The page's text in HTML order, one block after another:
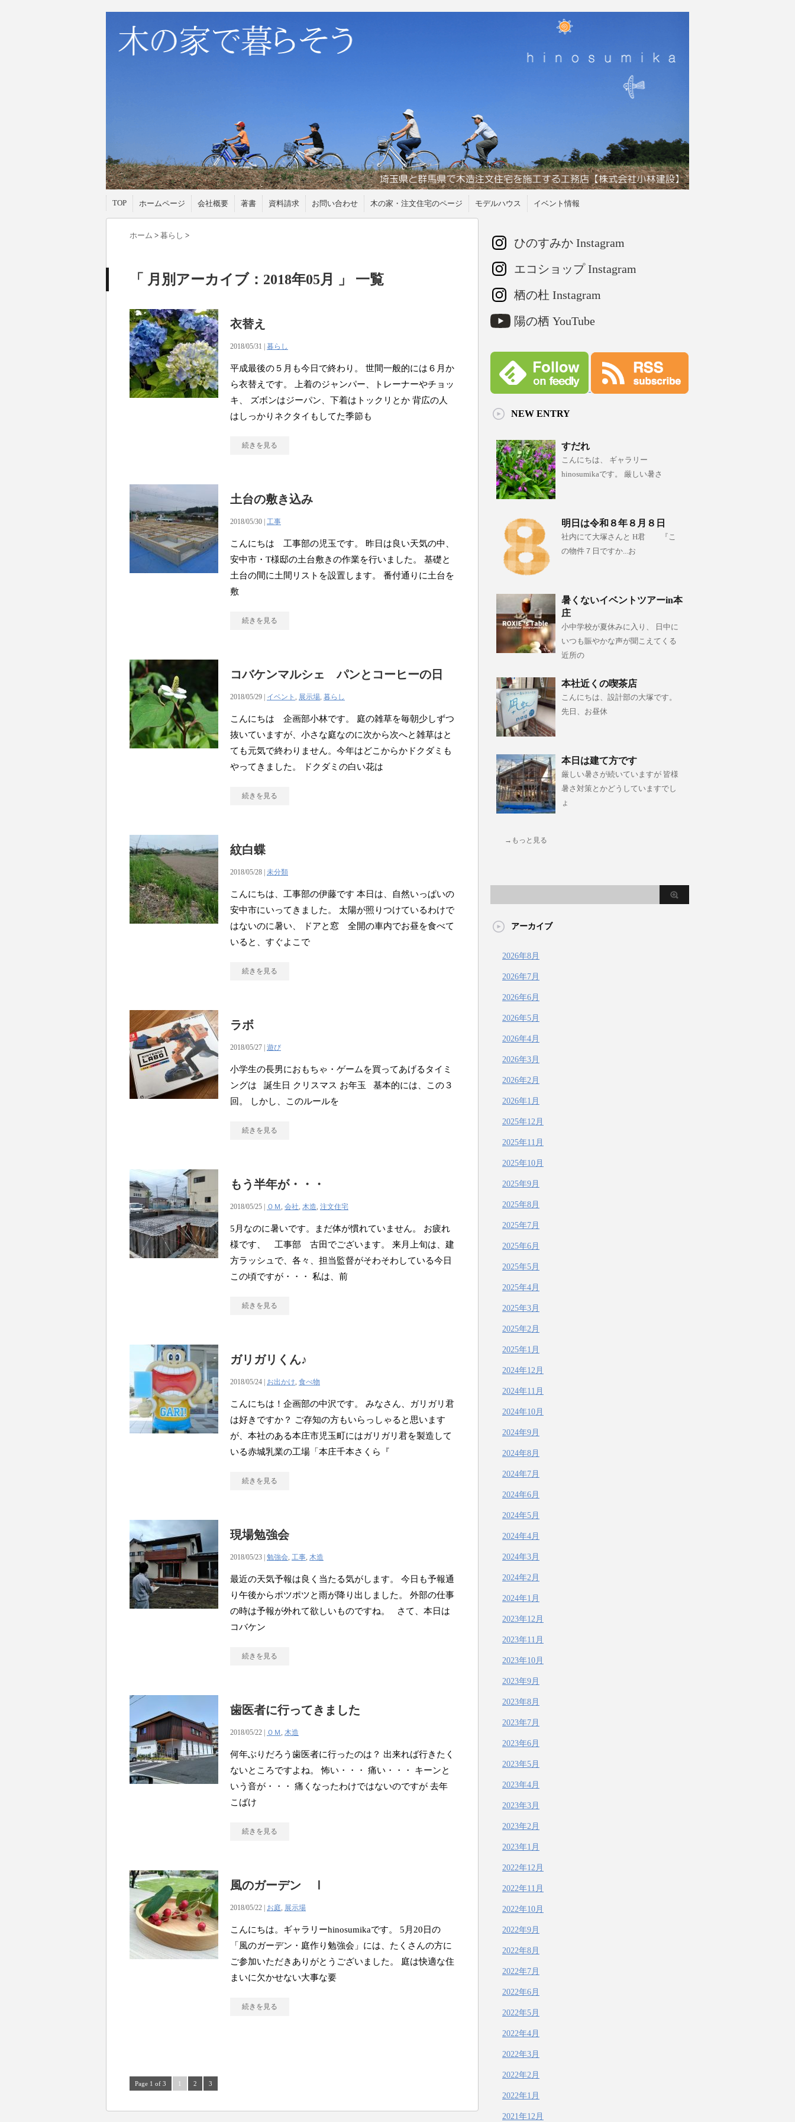
TOP ホームページ 会社概要 著書 資料請求 お問い合わせ 木の家・注文住宅のページ モデルハウス イベント情報
ホーム > 暮らし >
「 月別アーカイブ：2018年05月 」 一覧
衣替え
2018/05/31 | 暮らし
平成最後の５月も今日で終わり。 世間一般的には６月か
ら衣替えです。 上着のジャンパー、トレーナーやチョッ
キ、 ズボンはジーパン、下着はトックリとか 背広の人
はしっかりネクタイもしてた季節も
続きを見る
土台の敷き込み
2018/05/30 | 工事
こんにちは 工事部の児玉です。 昨日は良い天気の中、
安中市・T様邸の土台敷きの作業を行いました。 基礎と
土台の間に土間リストを設置します。 番付通りに土台を
敷
続きを見る
コバケンマルシェ パンとコーヒーの日
2018/05/29 | イベント , 展示場, 暮らし
こんにちは 企画部小林です。 庭の雑草を毎朝少しずつ
抜いていますが、小さな庭なのに次から次へと雑草はと
ても元気で終わりません。今年はどこからかドクダミも
やってきました。 ドクダミの白い花は
続きを見る
紋白蝶
2018/05/28 | 未分類
こんにちは、工事部の伊藤です 本日は、自然いっぱいの
安中市にいってきました。 太陽が照りつけているわけで
はないのに暑い、 ドアと窓 全開の車内でお昼を食べて
いると、すぐよこで
続きを見る
ラボ
2018/05/27 | 遊び
小学生の長男におもちゃ・ゲームを買ってあげるタイミ
ングは 誕生日 クリスマス お年玉 基本的には、この３
回。 しかし、このルールを
続きを見る
もう半年が・・・
2018/05/25 | ＯＭ, 会社, 木造, 注文住宅
5月なのに暑いです。まだ体が慣れていません。 お疲れ
様です、 工事部 古田でございます。 来月上旬は、建
方ラッシュで、各々、担当監督がそわそわしている今日
この頃ですが・・・ 私は、前
続きを見る
ガリガリくん♪
2018/05/24 | お出かけ, 食べ物
こんにちは！企画部の中沢です。 みなさん、ガリガリ君
は好きですか？ ご存知の方もいらっしゃると思います
が、本社のある本庄市児玉町にはガリガリ君を製造して
いる赤城乳業の工場「本庄千本さくら『
続きを見る
現場勉強会
2018/05/23 | 勉強会, 工事, 木造
最近の天気予報は良く当たる気がします。 今日も予報通
り午後からポツポツと雨が降り出しました。 外部の仕事
の時は予報が外れて欲しいものですね。 さて、本日は
コバケン
続きを見る
歯医者に行ってきました
2018/05/22 | ＯＭ, 木造
何年ぶりだろう歯医者に行ったのは？ 出来れば行きたく
ないところですよね。 怖い・・・ 痛い・・・ キーンと
いう音が・・・ 痛くなったわけではないのですが 去年
こばけ
続きを見る
風のガーデン Ⅰ
2018/05/22 | お庭, 展示場
こんにちは。ギャラリーhinosumikaです。 5月20日の
「風のガーデン・庭作り勉強会」には、たくさんの方に
ご参加いただきありがとうございました。 庭は快適な住
まいに欠かせない大事な要
続きを見る
Page 1 of 3 1 2 3
ひのすみか Instagram
エコショップ Instagram
栖の杜 Instagram
陽の栖 YouTube
NEW ENTRY
すだれ
こんにちは、 ギャラリー
hinosumikaです。 厳しい暑さ
明日は令和８年８月８日
社内にて大塚さんと H君 『こ
の物件７日ですか...お
暑くないイベントツアーin本
庄
小中学校が夏休みに入り、 日中に
いつも賑やかな声が聞こえてくる
近所の
本社近くの喫茶店
こんにちは、設計部の大塚です。
先日、お昼休
本日は建て方です
厳しい暑さが続いていますが 皆様
暑さ対策とかどうしていますでし
ょ
→もっと見る
アーカイブ
2026年8月
2026年7月
2026年6月
2026年5月
2026年4月
2026年3月
2026年2月
2026年1月
2025年12月
2025年11月
2025年10月
2025年9月
2025年8月
2025年7月
2025年6月
2025年5月
2025年4月
2025年3月
2025年2月
2025年1月
2024年12月
2024年11月
2024年10月
2024年9月
2024年8月
2024年7月
2024年6月
2024年5月
2024年4月
2024年3月
2024年2月
2024年1月
2023年12月
2023年11月
2023年10月
2023年9月
2023年8月
2023年7月
2023年6月
2023年5月
2023年4月
2023年3月
2023年2月
2023年1月
2022年12月
2022年11月
2022年10月
2022年9月
2022年8月
2022年7月
2022年6月
2022年5月
2022年4月
2022年3月
2022年2月
2022年1月
2021年12月